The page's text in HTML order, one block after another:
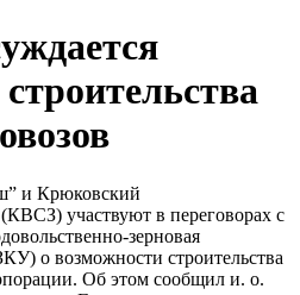
и Крюковский
участвуют в переговорах с
зерновая
о возможности строительства
Об этом сообщил и. о.